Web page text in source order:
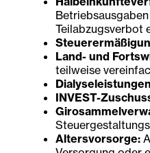
Teilabzugsverbot
Land- und
teilweise
INVEST-
Altersvorsorge: